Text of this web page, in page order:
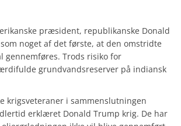
præsident, republikanske Donald
noget af det første, at den omstridte
gennemføres. Trods risiko for
grundvandsreserver på indiansk
krigsveteraner i sammenslutningen
erklæret Donald Trump krig. De har